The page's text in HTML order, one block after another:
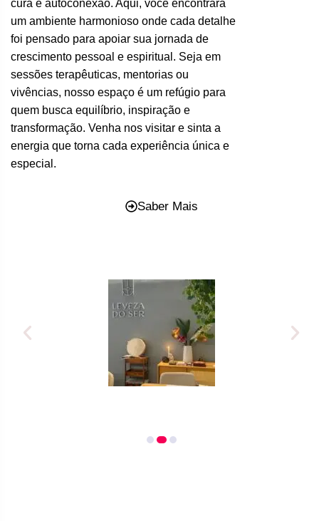
cura e autoconexão. Aqui, você encontrará
um ambiente harmonioso onde cada detalhe
foi pensado para apoiar sua jornada de
crescimento pessoal e espiritual. Seja em
sessões terapêuticas, mentorias ou
vivências, nosso espaço é um refúgio para
quem busca equilíbrio, inspiração e
transformação. Venha nos visitar e sinta a
energia que torna cada experiência única e
especial.
Saber Mais